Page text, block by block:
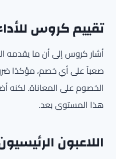
تقييم كروس
أشار كروس إلى أن ما
صعباً على أي خصم، مؤكدًا
الخصوم على المعاناة. لكنه
هذا المستوى بعد.
اللاعبون